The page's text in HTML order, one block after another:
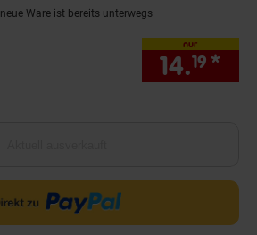
neue Ware ist bereits unterwegs
nur
14.19 *